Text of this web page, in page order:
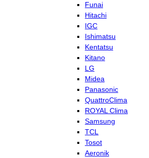
Funai
Hitachi
IGC
Ishimatsu
Kentatsu
Kitano
LG
Midea
Panasonic
QuattroClima
ROYAL Clima
Samsung
TCL
Tosot
Aeronik